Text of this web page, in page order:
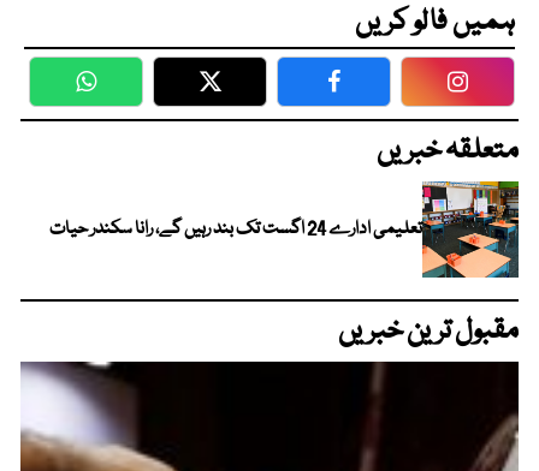
ہمیں فالو کریں
WhatsApp Twitter Facebook
متعلقہ خبریں
تعلیمی ادارے 24 اگست تک بند رہیں گے، رانا سکندر حیات
مقبول ترین خبریں